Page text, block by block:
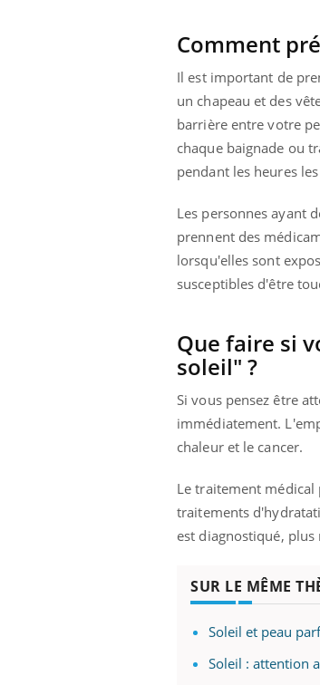
Comment
Il est important de
un chapeau et des
barrière entre votre
chaque baignade ou
pendant les heures
Les personnes ayant
prennent des
lorsqu'elles sont
susceptibles d'être
Que faire si
soleil" ?
Si vous pensez être
immédiatement.
chaleur et le cancer.
Le traitement
traitements
est diagnostiqué,
SUR LE MÊME
Soleil et peau
Soleil : attention
Diabète & Ramadan 2026